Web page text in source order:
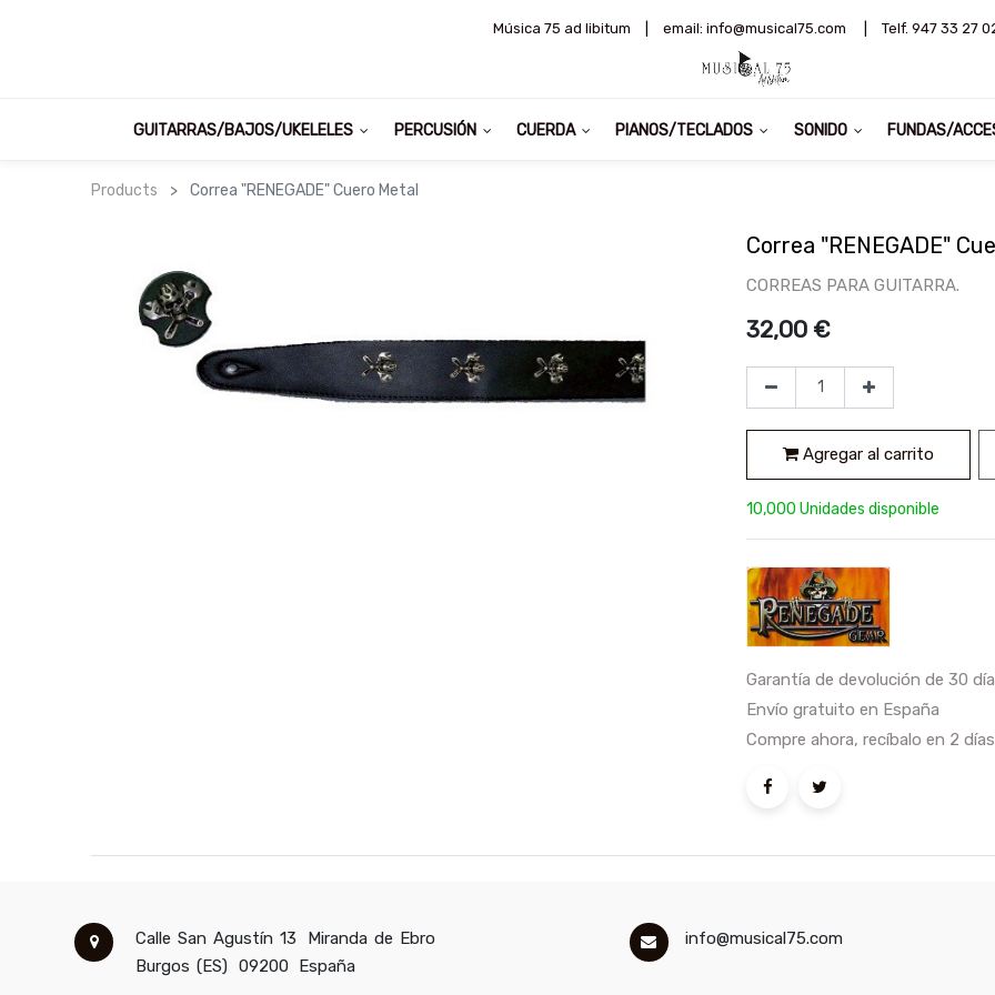
Música 75 ad libitum email: info@musical75.com Telf. 947 33 27
GUITARRAS/BAJOS/UKELELES PERCUSIÓN CUERDA PIANOS/TECLADOS SONIDO FUNDAS/
Products Correa "RENEGADE" Cuero Metal
Correa "RENEGADE"
CORREAS PARA GUITARRA.
32,00 €
Agregar al carrito
10,000 Unidades disponible
Garantía de devolución de 30
Envío gratuito en España
Compre ahora, recíbalo en 2
Calle San Agustín 13
Miranda de Ebro
Burgos (ES) 09200 España
info@musical75.com